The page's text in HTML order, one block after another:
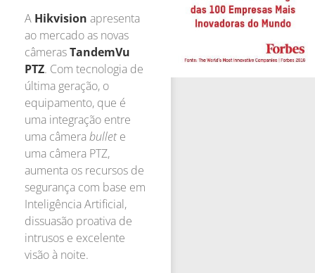
A Hikvision apresenta
ao mercado as novas
câmerasTandemVu
PTZ. Com tecnologia de
última geração, o
equipamento, que é
uma integração entre
uma câmerabullete
uma câmera PTZ,
aumenta os recursos de
segurança com base em
Inteligência Artificial,
dissuasão proativa de
intrusos e excelente
visão à noite.